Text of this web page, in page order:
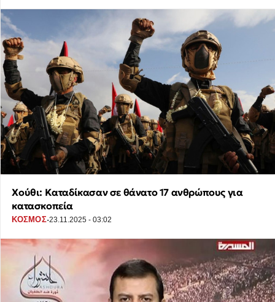
Χούθι: Καταδίκασαν σε θάνατο 17 ανθρώπους για
κατασκοπεία
ΚΟΣΜΟΣ·23.11.2025 - 03:02